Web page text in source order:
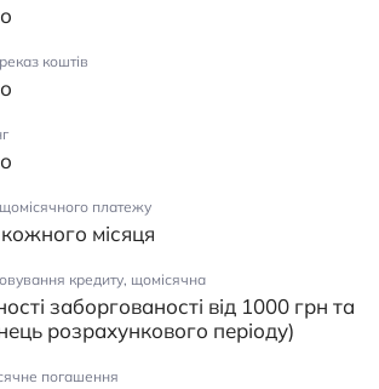
коштів
платежу
місяця
кредиту, щомісячна
заборгованості від 1000 грн та
розрахункового періоду)
погашення